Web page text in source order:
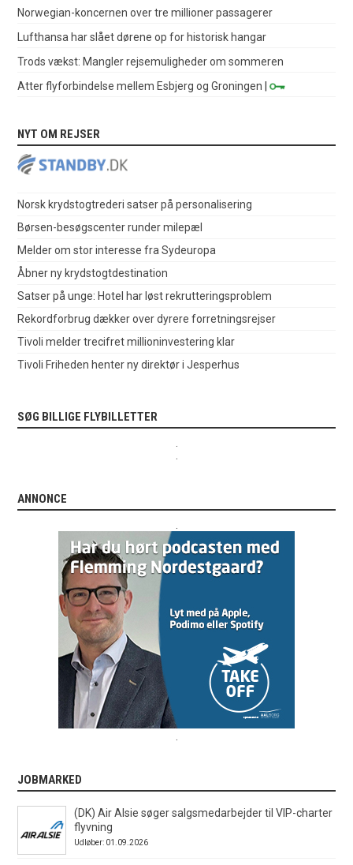
Norwegian-koncernen over tre millioner passagerer
Lufthansa har slået dørene op for historisk hangar
Trods vækst: Mangler rejsemuligheder om sommeren
Atter flyforbindelse mellem Esbjerg og Groningen |
NYT OM REJSER
Norsk krydstogtrederi satser på personalisering
Børsen-besøgscenter runder milepæl
Melder om stor interesse fra Sydeuropa
Åbner ny krydstogtdestination
Satser på unge: Hotel har løst rekrutteringsproblem
Rekordforbrug dækker over dyrere forretningsrejser
Tivoli melder trecifret millioninvestering klar
Tivoli Friheden henter ny direktør i Jesperhus
SØG BILLIGE FLYBILLETTER
.
.
ANNONCE
.
.
JOBMARKED
(DK) Air Alsie søger salgsmedarbejder til VIP-charter
flyvning
Udløber: 01.09.2026